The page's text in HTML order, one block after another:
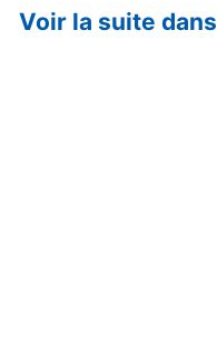
Voir la suite